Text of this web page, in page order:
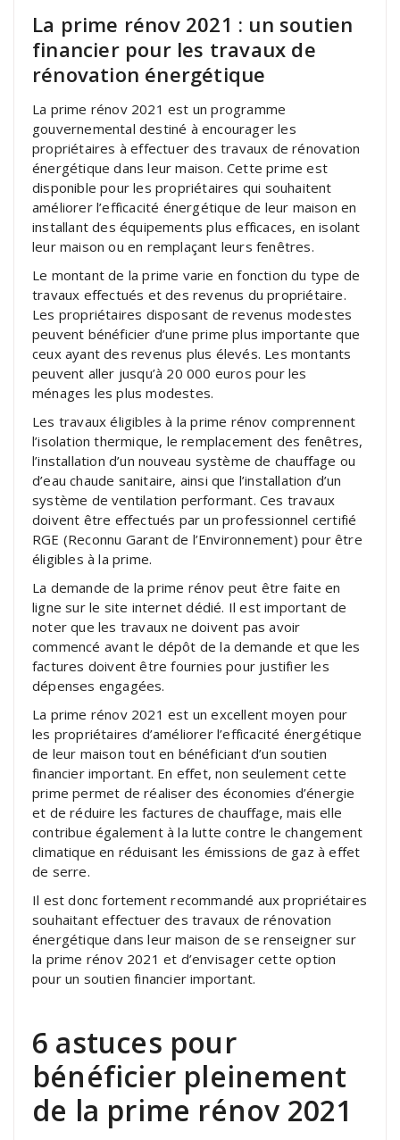
La prime rénov 2021 : un soutien
financier pour les travaux de
rénovation énergétique
La prime rénov 2021 est un programme
gouvernemental destiné à encourager les
propriétaires à effectuer des travaux de rénovation
énergétique dans leur maison. Cette prime est
disponible pour les propriétaires qui souhaitent
améliorer l’efficacité énergétique de leur maison en
installant des équipements plus efficaces, en isolant
leur maison ou en remplaçant leurs fenêtres.
Le montant de la prime varie en fonction du type de
travaux effectués et des revenus du propriétaire.
Les propriétaires disposant de revenus modestes
peuvent bénéficier d’une prime plus importante que
ceux ayant des revenus plus élevés. Les montants
peuvent aller jusqu’à 20 000 euros pour les
ménages les plus modestes.
Les travaux éligibles à la prime rénov comprennent
l’isolation thermique, le remplacement des fenêtres,
l’installation d’un nouveau système de chauffage ou
d’eau chaude sanitaire, ainsi que l’installation d’un
système de ventilation performant. Ces travaux
doivent être effectués par un professionnel certifié
RGE (Reconnu Garant de l’Environnement) pour être
éligibles à la prime.
La demande de la prime rénov peut être faite en
ligne sur le site internet dédié. Il est important de
noter que les travaux ne doivent pas avoir
commencé avant le dépôt de la demande et que les
factures doivent être fournies pour justifier les
dépenses engagées.
La prime rénov 2021 est un excellent moyen pour
les propriétaires d’améliorer l’efficacité énergétique
de leur maison tout en bénéficiant d’un soutien
financier important. En effet, non seulement cette
prime permet de réaliser des économies d’énergie
et de réduire les factures de chauffage, mais elle
contribue également à la lutte contre le changement
climatique en réduisant les émissions de gaz à effet
de serre.
Il est donc fortement recommandé aux propriétaires
souhaitant effectuer des travaux de rénovation
énergétique dans leur maison de se renseigner sur
la prime rénov 2021 et d’envisager cette option
pour un soutien financier important.
6 astuces pour
bénéficier pleinement
de la prime rénov 2021